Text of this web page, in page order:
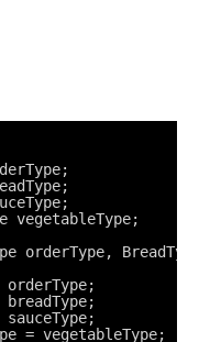
vegetableType;
orderType,
orderType;
breadType;
sauceType;
= vegetableType;